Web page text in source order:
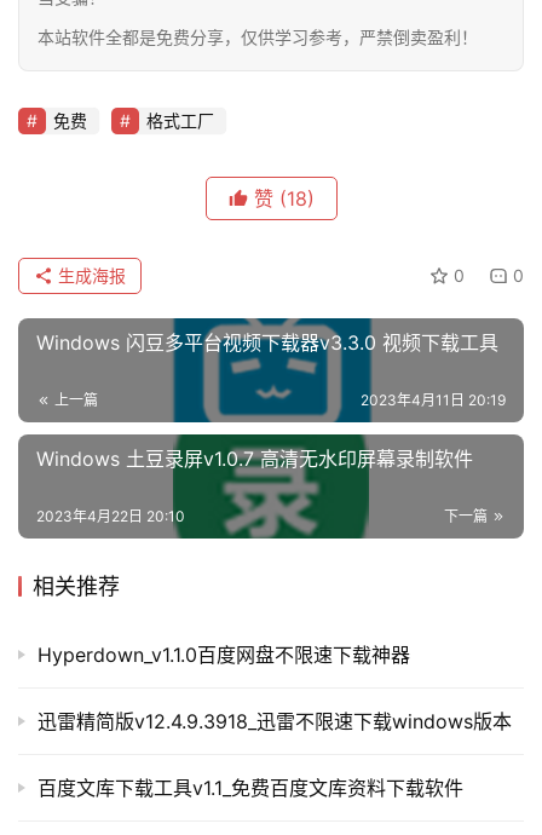
本站软件全都是免费分享，仅供学习参考，严禁倒卖盈利！
免费 格式工厂
赞 (18)
0 0
生成海报
Windows 闪豆多平台视频下载器v3.3.0 视频下载工具
上一篇 2023年4月11日 20:19
Windows 土豆录屏v1.0.7 高清无水印屏幕录制软件
下一篇
2023年4月22日 20:10
相关推荐
Hyperdown_v1.1.0百度网盘不限速下载神器
迅雷精简版v12.4.9.3918_迅雷不限速下载windows版本
百度文库下载工具v1.1_免费百度文库资料下载软件